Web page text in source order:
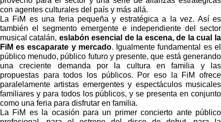
con agentes culturales del país y más allá.
La FiM es una feria pequeña y estratégica a la vez. Así es
también el segmento emergente e independiente del sector
musical catalán, eslabón esencial de la escena, de la cual la
FiM es escaparate y mercado. Igualmente fundamental es el
público menudo, público futuro y presente, que está generando
una creciente demanda por la cultura en familia y las
propuestas para todos los públicos. Por eso la FiM ofrece
paralelamente artistas emergentes y espectáculos musicales
familiares y para todos los públicos, y se presenta en conjunto
como una feria para disfrutar en familia.
La FiM es la ocasión para un primer concierto ante público